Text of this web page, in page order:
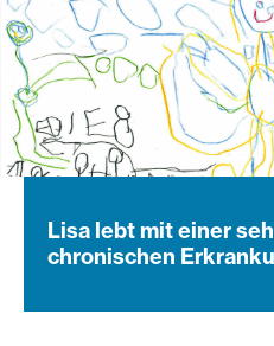
Lisa lebt mit einer
chronischen